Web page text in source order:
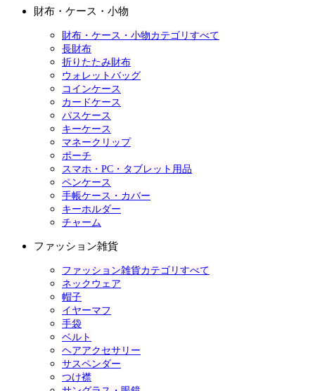
財布・ケース・小物
財布・ケース・小物カテゴリすべて
長財布
折りたたみ財布
ウォレットバッグ
コインケース
カードケース
パスケース
キーケース
マネークリップ
ポーチ
スマホ・PC・タブレット用品
ペンケース
手帳ケース・カバー
キーホルダー
チャーム
ファッション雑貨
ファッション雑貨カテゴリすべて
ネックウェア
帽子
イヤーマフ
手袋
ベルト
ヘアアクセサリー
サスペンダー
つけ襟